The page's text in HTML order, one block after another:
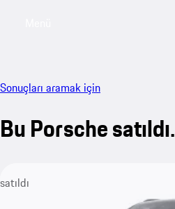
Sonuçları aramak için
Bu Porsche satıldı.
satıldı